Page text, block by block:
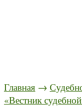
Главная →
«Вестник